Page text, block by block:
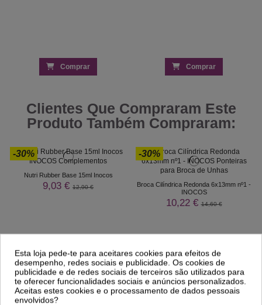
Comprar Comprar
Clientes Que Compraram Este
Produto Também Compraram:
-30%
Nutri Rubber Base 15ml Inocos
9,03 € 12,90 €
-30%
Broca Cilíndrica Redonda 6x13mm nº1 -
INOCOS
10,22 €14,60 €
Esta loja pede-te para aceitares cookies para efeitos de
desempenho, redes sociais e publicidade. Os cookies de
publicidade e de redes sociais de terceiros são utilizados para
te oferecer funcionalidades sociais e anúncios personalizados.
Aceitas estes cookies e o processamento de dados pessoais
envolvidos?